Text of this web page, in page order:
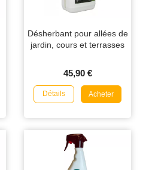
Désherbant pour allées de
jardin, cours et terrasses
45,90 €
Détails Acheter